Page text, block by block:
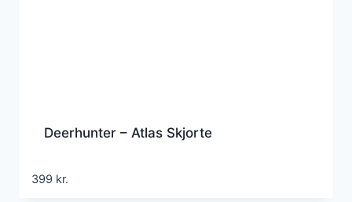
Deerhunter – Atlas Skjorte
399 kr.